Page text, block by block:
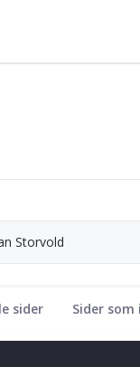
sider
Storvold